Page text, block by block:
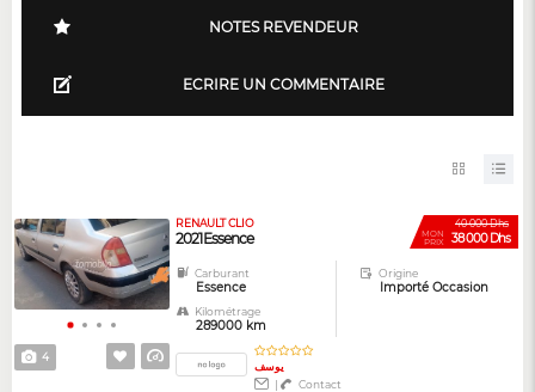
NOTES REVENDEUR
ECRIRE UN COMMENTAIRE
4
40 000 Dhs
MON
PRIX 38 000 Dhs
RENAULT CLIO
2021 Essence
Carburant
Essence
Origine
Importé Occasion
Kilométrage
289000 km
يوسف
|
Contact